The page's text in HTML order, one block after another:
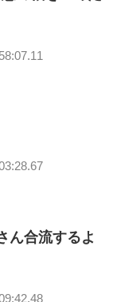
ん合流するよ